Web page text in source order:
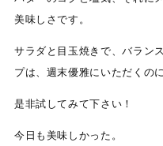
美味しさです。
サラダと目玉焼きで、バラン
プは、週末優雅にいただくの
是非試してみて下さい！
今日も美味しかった。